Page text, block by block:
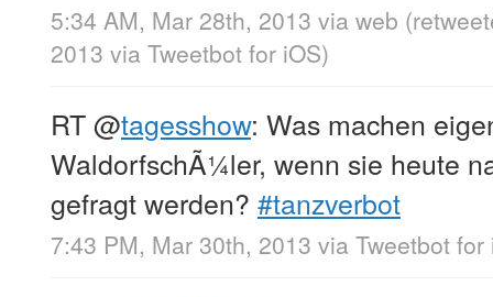
5:34 AM, Mar 28th, 2013 via web
2013 via Tweetbot for iOS)
RT@tagesshow: Was machen
WaldorfschÃ¼ler, wenn sie heute
gefragt werden? #tanzverbot
7:43 PM, Mar 30th, 2013 via Tweetbot for